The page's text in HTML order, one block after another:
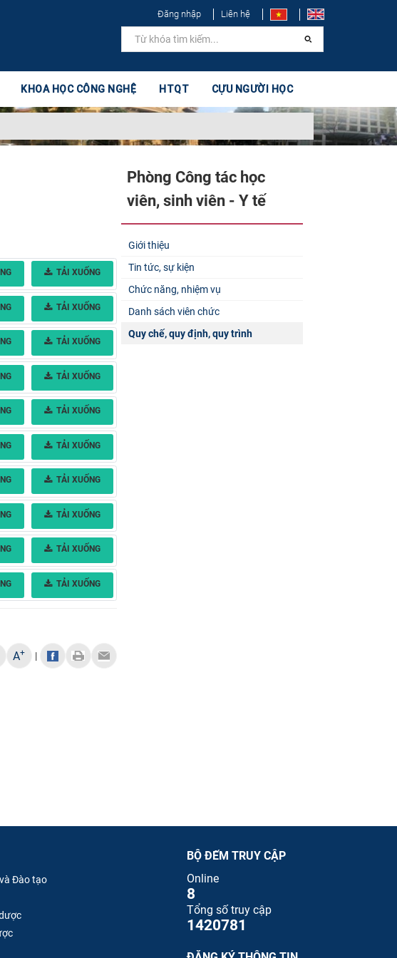
Đăng nhập Liên hệ
KHOA HỌC CÔNG NGHỆ HTQT CỰU NGƯỜI HỌC
TẢI XUỐNG
TẢI XUỐNG
TẢI XUỐNG
TẢI XUỐNG
TẢI XUỐNG
TẢI XUỐNG
TẢI XUỐNG
TẢI XUỐNG
TẢI XUỐNG
TẢI XUỐNG
A+ |
Phòng Công tác học
viên, sinh viên - Y tế
Giới thiệu
Tin tức, sự kiện
Chức năng, nhiệm vụ
Danh sách viên chức
Quy chế, quy định, quy trình
Đào tạo
BỘ ĐẾM TRUY CẬP
Online
8
Tổng số truy cập
1420781